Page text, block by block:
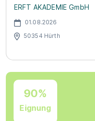
ERFT AKADEMIE GmbH
01.08.2026
50354 Hürth
90%
Eignung